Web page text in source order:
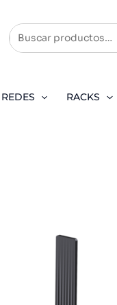
REDES RACKS